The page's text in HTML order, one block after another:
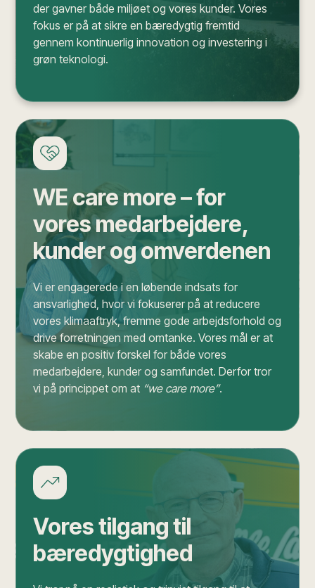
der gavner både miljøet og vores kunder. Vores
fokus er på at sikre en bæredygtig fremtid
gennem kontinuerlig innovation og investering i
grøn teknologi.
WE care more – for
vores medarbejdere,
kunder og omverdenen
Vi er engagerede i en løbende indsats for
ansvarlighed, hvor vi fokuserer på at reducere
vores klimaaftryk, fremme gode arbejdsforhold og
drive forretningen med omtanke. Vores mål er at
skabe en positiv forskel for både vores
medarbejdere, kunder og samfundet. Derfor tror
vi på princippet om at “we care more”.
Vores tilgang til
bæredygtighed